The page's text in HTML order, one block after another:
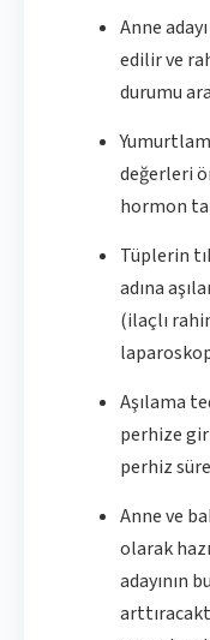
Anne
edilir ve
durumu
değerleri
hormon
Tüplerin
adına
(ilaçlı
Aşılama
perhize
perhiz
Anne ve
olarak
adayının